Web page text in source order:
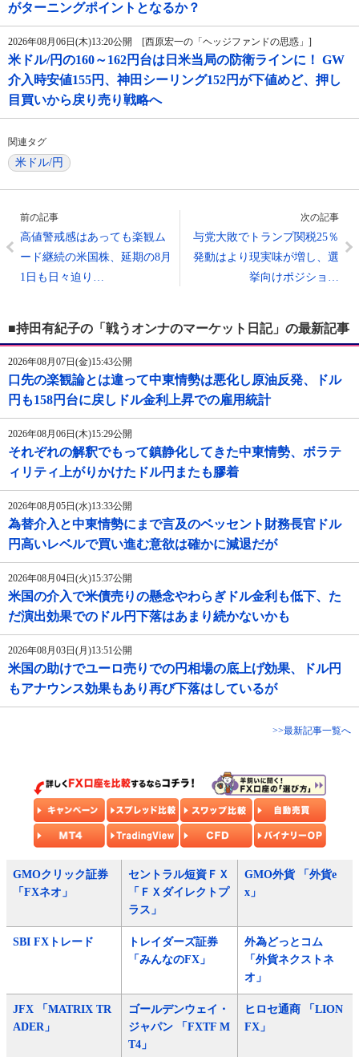
がターニングポイントとなるか？
2026年08月06日(木)13:20公開 [西原宏一の「ヘッジファンドの思惑」]
米ドル/円の160～162円台は日米当局の防衛ラインに！ GW
介入時安値155円、神田シーリング152円が下値めど、押し
目買いから戻り売り戦略へ
関連タグ
米ドル/円
前の記事
高値警戒感はあっても楽観ム
ード継続の米国株、延期の8月
1日も日々迫り…
次の記事
与党大敗でトランプ関税25％
発動はより現実味が増し、選
挙向けポジショ…
■持田有紀子の「戦うオンナのマーケット日記」の最新記事
2026年08月07日(金)15:43公開
口先の楽観論とは違って中東情勢は悪化し原油反発、ドル
円も158円台に戻しドル金利上昇での雇用統計
2026年08月06日(木)15:29公開
それぞれの解釈でもって鎮静化してきた中東情勢、ボラテ
ィリティ上がりかけたドル円またも膠着
2026年08月05日(水)13:33公開
為替介入と中東情勢にまで言及のベッセント財務長官ドル
円高いレベルで買い進む意欲は確かに減退だが
2026年08月04日(火)15:37公開
米国の介入で米債売りの懸念やわらぎドル金利も低下、た
だ演出効果でのドル円下落はあまり続かないかも
2026年08月03日(月)13:51公開
米国の助けでユーロ売りでの円相場の底上げ効果、ドル円
もアナウンス効果もあり再び下落はしているが
>>最新記事一覧へ
GMOクリック証券
「FXネオ」
セントラル短資ＦＸ
「ＦＸダイレクトプ
ラス」
GMO外貨 「外貨e
x」
SBI FXトレード
トレイダーズ証券
「みんなのFX」
外為どっとコム
「外貨ネクストネ
オ」
JFX 「MATRIX TR
ADER」
ゴールデンウェイ・
ジャパン 「FXTF M
T4」
ヒロセ通商 「LION
FX」